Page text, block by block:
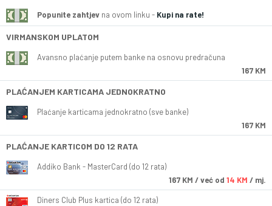
Popunite zahtjev na ovom linku - Kupi na rate!
VIRMANSKOM UPLATOM
Avansno plaćanje putem banke na osnovu predračuna
167 KM
PLAĆANJEM KARTICAMA JEDNOKRATNO
Plaćanje karticama jednokratno (sve banke)
167 KM
PLAĆANJE KARTICOM DO 12 RATA
Addiko Bank - MasterCard (do 12 rata)
167 KM / već od 14 KM / mj.
Diners Club Plus kartica (do 12 rata)